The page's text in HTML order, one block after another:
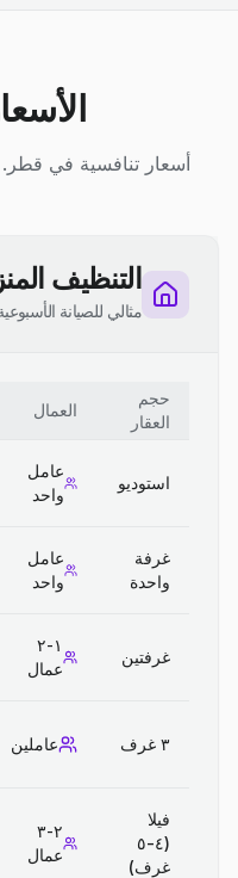
أسعار تنافسية في قطر.
التنظيف
مثالي للصيانة
حجم
العقار
العمال
استوديو
عامل
واحد
غرفة
واحدة
عامل
واحد
غرفتين
١-٢
عمال
٣ غرف عاملين
فيلا
(٤-٥
غرف)
٢-٣
عمال